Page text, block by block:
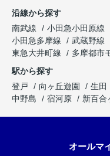
沿線から探す
南武線
小田急小田原線
小田急多摩線
武蔵野線
東急大井町線
多摩都市
駅から探す
登戸
向ヶ丘遊園 生田
中野島
宿河原 新百合
オールマ